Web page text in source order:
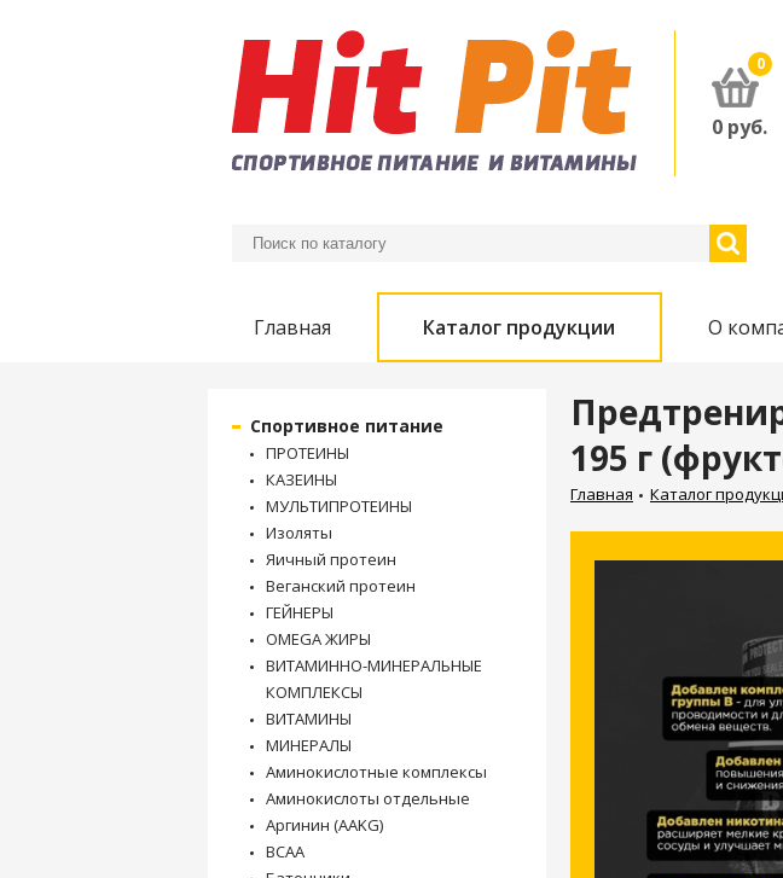
0
0 руб.
Главная Каталог продукции О
Спортивное питание
ПРОТЕИНЫ
КАЗЕИНЫ
МУЛЬТИПРОТЕИНЫ
Изоляты
Яичный протеин
Веганский протеин
ГЕЙНЕРЫ
OMEGA ЖИРЫ
ВИТАМИННО-МИНЕРАЛЬНЫЕ
КОМПЛЕКСЫ
ВИТАМИНЫ
МИНЕРАЛЫ
Аминокислотные комплексы
Аминокислоты отдельные
Аргинин (AAKG)
BCAA
195 г
Главная Каталог